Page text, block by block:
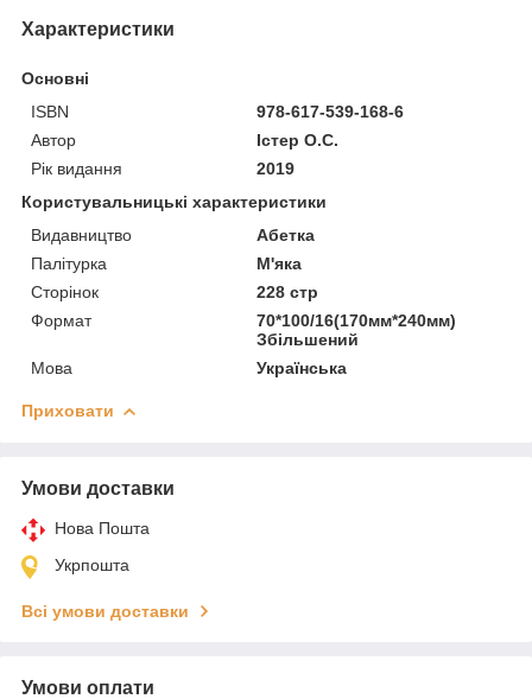
Характеристики
Основні
ISBN
978-617-539-168-6
Автор
Істер О.С.
Рік видання
2019
Користувальницькі характеристики
Видавництво
Абетка
Палітурка
М'яка
Сторінок
228 стр
Формат
70*100/16(170мм*240мм)
Збільшений
Мова
Українська
Приховати
Умови доставки
Нова Пошта
Укрпошта
Всі умови доставки
Умови оплати